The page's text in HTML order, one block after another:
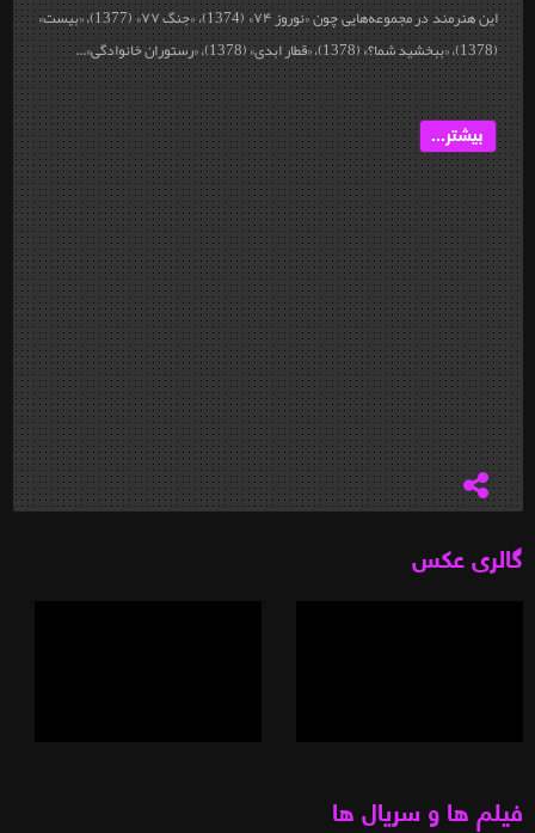
این هنرمند در مجموعه‌هایی چون «نوروز ۷۴» (1374)، «جنگ ۷۷» (1377)، «بیست»
(1378)، «ببخشید شما؟» (1378)، «قطار ابدی» (1378)، «رستوران خانوادگی»...
بیشتر...
گالری عکس
فیلم ها و سریال ها